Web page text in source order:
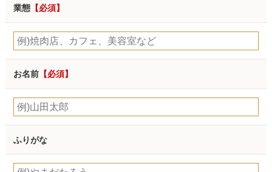
業態【必須】
お名前【必須】
ふりがな